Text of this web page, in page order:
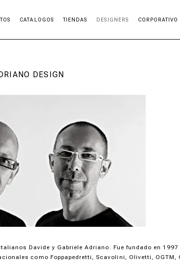
CATALOGOS TIENDAS DESIGNERS CORPORATIVO
DESIGN
Davide y Gabriele Adriano. Fue fundado en
como Foppapedretti, Scavolini, Olivetti, OGTM,